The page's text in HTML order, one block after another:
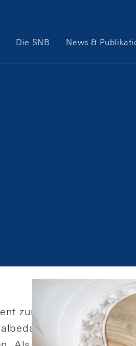
Hauptnavigation
Die SNB News &
zur Mittelaufnahme
des Bundes.